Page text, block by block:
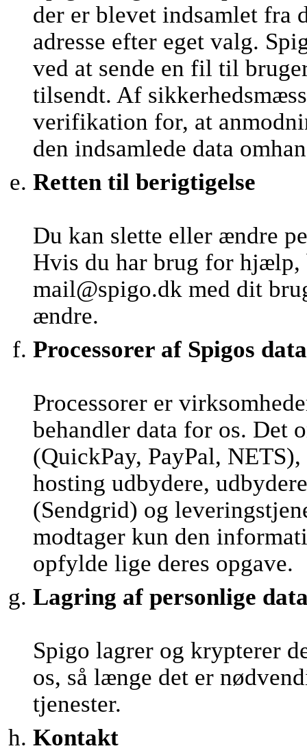
der er blevet indsamlet fra
adresse efter eget valg.
ved at sende en fil til
tilsendt. Af
verifikation for, at
den indsamlede data
Retten til berigtigelse
Du kan slette eller ændre
Hvis du har brug for hjælp,
mail@spigo.dk med dit
ændre.
Processorer af Spigos data
Processorer er
behandler data for os. Det
(QuickPay, PayPal,
hosting udbydere,
(Sendgrid) og
modtager kun den
opfylde lige deres opgave.
Lagring af personlige
Spigo lagrer og krypterer
os, så længe det er
tjenester.
Kontakt